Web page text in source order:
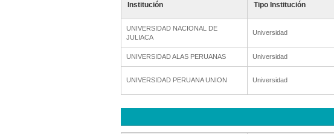
Institución Tipo Institución
UNIVERSIDAD NACIONAL DE
JULIACA
Universidad
UNIVERSIDAD ALAS PERUANAS Universidad
UNIVERSIDAD PERUANA UNION Universidad